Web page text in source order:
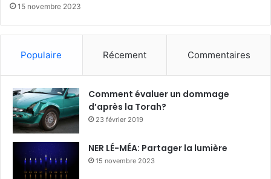
15 novembre 2023
Populaire Récement Commentaires
Comment évaluer un dommage
d’après la Torah?
23 février 2019
NER LÉ-MÉA: Partager la lumière
15 novembre 2023